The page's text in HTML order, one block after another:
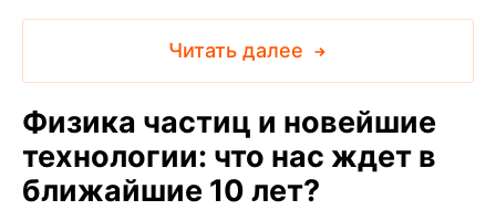
Читать далее
Физика частиц и новейшие
технологии: что нас ждет в
ближайшие 10 лет?